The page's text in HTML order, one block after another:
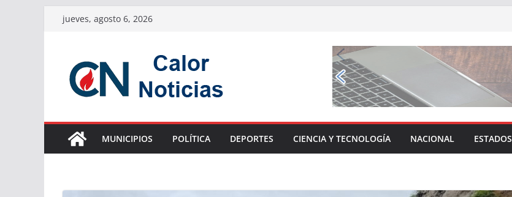
Saltarjueves, agosto 6, 2026
MUNICIPIOS POLÍTICA DEPORTES CIENCIA Y TECNOLOGÍA NACIONAL ESTADOS